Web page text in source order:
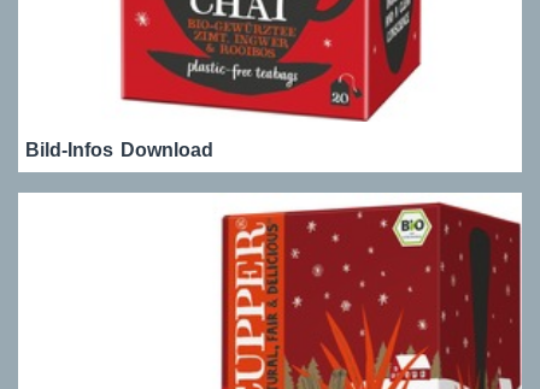
Bild-Infos Download